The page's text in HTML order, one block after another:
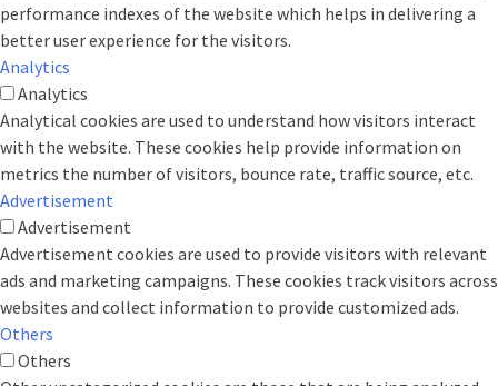
performance indexes of the website which helps in delivering a
better user experience for the visitors.
Analytics
Analytics
Analytical cookies are used to understand how visitors interact
with the website. These cookies help provide information on
metrics the number of visitors, bounce rate, traffic source, etc.
Advertisement
Advertisement
Advertisement cookies are used to provide visitors with relevant
ads and marketing campaigns. These cookies track visitors across
websites and collect information to provide customized ads.
Others
Others